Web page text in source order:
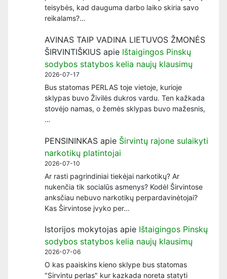
teisybės, kad dauguma darbo laiko skiria savo
reikalams?…
AVINAS TAIP VADINA LIETUVOS ŽMONĖS
ŠIRVINTIŠKIUS apie Ištaigingos Pinskų
sodybos statybos kelia naujų klausimų
2026-07-17
Bus statomas PERLAS toje vietoje, kurioje
sklypas buvo Živilės dukros vardu. Ten kažkada
stovėjo namas, o žemės sklypas buvo mažesnis,
…
PENSININKAS apie Širvintų rajone sulaikyti
narkotikų platintojai
2026-07-10
Ar rasti pagrindiniai tiekėjai narkotikų? Ar
nukenčia tik socialūs asmenys? Kodėl Širvintose
anksčiau nebuvo narkotikų perpardavinėtojai?
Kas Širvintose įvyko per…
Istorijos mokytojas apie Ištaigingos Pinskų
sodybos statybos kelia naujų klausimų
2026-07-06
O kas paaiskins kieno sklype bus statomas
"Sirvintu perlas" kur kazkada noreta statyti